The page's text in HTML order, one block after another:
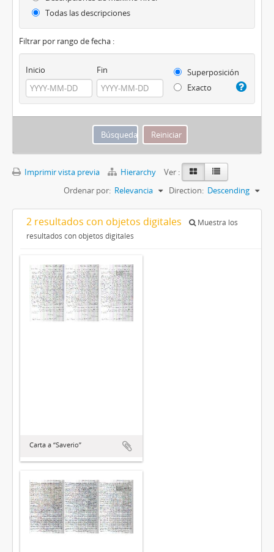
Todas las descripciones
Filtrar por rango de fecha :
Inicio Fin
Superposición
Exacto
Imprimir vista previa Hierarchy
Ver :
Ordenar por: Relevancia Direction: Descending
2 resultados con objetos digitales
Muestra los
resultados con objetos digitales
Carta a “Saverio”